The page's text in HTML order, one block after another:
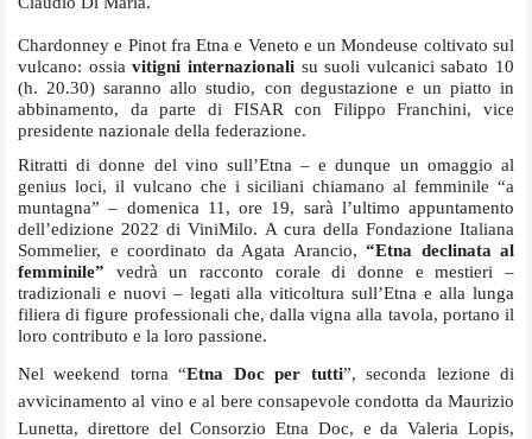
Chardonney e Pinot fra Etna e Veneto e un Mondeuse coltivato sul
vulcano: ossiavitigni internazionalisu suoli vulcanici sabato 10
(h. 20.30) saranno allo studio, con degustazione e un piatto in
abbinamento, da parte di FISAR con Filippo Franchini, vice
presidente nazionale della federazione.
Ritratti di donne del vino sull’Etna – e dunque un omaggio al
genius loci, il vulcano che i siciliani chiamano al femminile “a
muntagna” – domenica 11, ore 19, sarà l’ultimo appuntamento
dell’edizione 2022 di ViniMilo. A cura della Fondazione Italiana
Sommelier, e coordinato da Agata Arancio, “Etna declinata al
femminile” vedrà un racconto corale di donne e mestieri –
tradizionali e nuovi – legati alla viticoltura sull’Etna e alla lunga
filiera di figure professionali che, dalla vigna alla tavola, portano il
loro contributo e la loro passione.
Nel weekend torna “Etna Doc per tutti”, seconda lezione di
avvicinamento al vino e al bere consapevole condotta da Maurizio
Lunetta, direttore del Consorzio Etna Doc, e da Valeria Lopis,